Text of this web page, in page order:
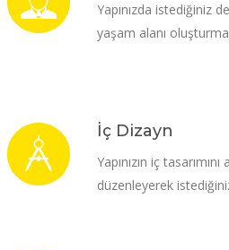
Yapınızda istediğiniz
yaşam alanı
İç Dizayn
Yapınızın iç
düzenleyerek